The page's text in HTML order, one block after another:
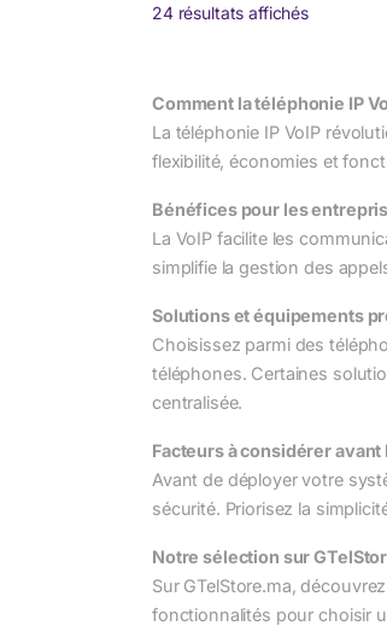
24 résultats affichés
Comment la téléphonie IP
La téléphonie IP VoIP
flexibilité, économies et
Bénéfices pour les
La VoIP facilite les
simplifie la gestion des
Solutions et équipements
Choisissez parmi des
téléphones. Certaines
centralisée.
Facteurs à considérer avant
Avant de déployer votre
sécurité. Priorisez la
Notre sélection sur
Sur GTelStore.ma,
fonctionnalités pour choisir